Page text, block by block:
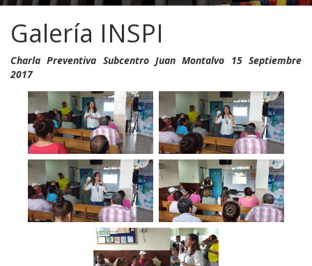
Galería INSPI
Charla Preventiva Subcentro Juan Montalvo 15 Septiembre
2017